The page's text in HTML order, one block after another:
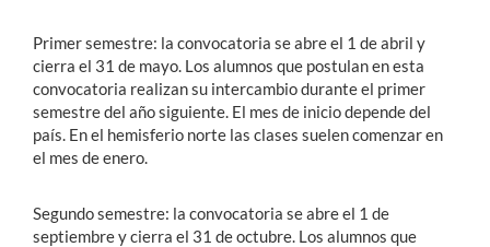
Primer semestre: la convocatoria se abre el 1 de abril y
cierra el 31 de mayo. Los alumnos que postulan en esta
convocatoria realizan su intercambio durante el primer
semestre del año siguiente. El mes de inicio depende del
país. En el hemisferio norte las clases suelen comenzar en
el mes de enero.
Segundo semestre: la convocatoria se abre el 1 de
septiembre y cierra el 31 de octubre. Los alumnos que